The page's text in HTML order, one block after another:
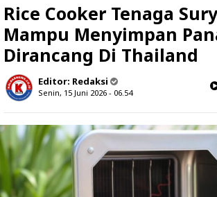
Rice Cooker Tenaga
Mampu Menyimpan
Dirancang Di Thailand
Editor: Redaksi
Senin, 15 Juni 2026 - 06.54